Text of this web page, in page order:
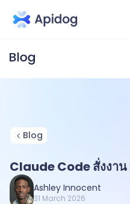
Blog
Claude Code สั่งงา
Ashley Innocent
31 March 2026